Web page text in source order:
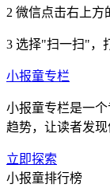
2 微信点击右上方
3 选择"扫一扫"，
小报童专栏
小报童专栏是一
趋势，让读者发现
立即探索
小报童排行榜